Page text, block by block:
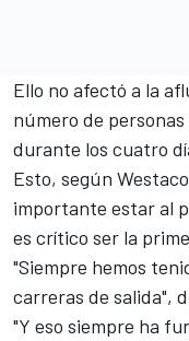
Ello no afectó a la
número de
durante los cuatro
Esto, según
importante estar al
es crítico ser la
"Siempre hemos
carreras de salida",
"Y eso siempre ha